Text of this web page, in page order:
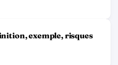
exemple, risques